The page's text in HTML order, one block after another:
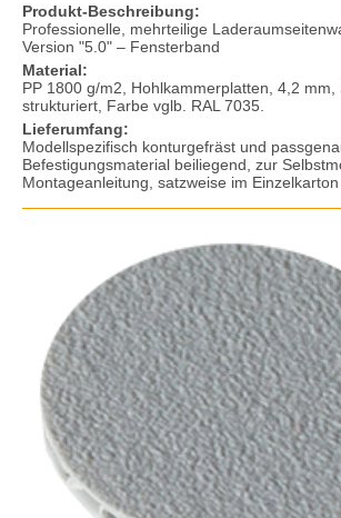
Produkt-Beschreibung:
Professionelle, mehrteilige
Version "5.0" – Fensterband
Material:
PP 1800 g/m2, Hohlkammerplatten, 4,2 mm,
strukturiert, Farbe vglb. RAL 7035.
Lieferumfang:
Modellspezifisch konturgefräst und
Befestigungsmaterial beiliegend, zur
Montageanleitung, satzweise im Einzelkarton